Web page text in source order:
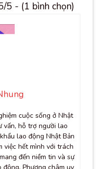
5 - (1 bình chọn)
cuộc sống ở Nhật
vấn, hỗ trợ người lao
lao động Nhật Bản
việc hết mình với trách
đến niềm tin và sự